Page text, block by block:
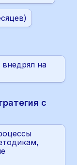
на
с